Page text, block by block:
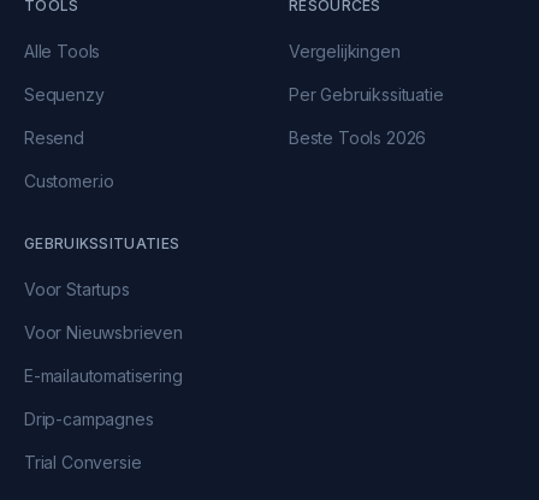
TOOLS
Alle Tools
Sequenzy
Resend
Customer.io
RESOURCES
Vergelijkingen
Per Gebruikssituatie
Beste Tools 2026
GEBRUIKSSITUATIES
Voor Startups
Voor Nieuwsbrieven
E-mailautomatisering
Drip-campagnes
Trial Conversie